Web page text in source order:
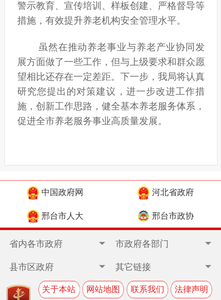
警示教育、宣传培训、样板创建、严格督导等
措施，有效提升养老机构安全管理水平。
虽然在推动养老事业与养老产业协同发
展方面做了一些工作，但与上级要求和群众愿
望相比还存在一定差距。下一步，我局将认真
研究您提出的对策建议，进一步改进工作措
施，创新工作思路， 健全基本养老服务体系，
促进全市养老服务事业高质量发展。
中国政府网 河北省政府
邢台市人大 邢台市政协
省内各市政府 市政府各部门
县市区政府 其它链接
关于本站 网站地图 联系我们 法律声明